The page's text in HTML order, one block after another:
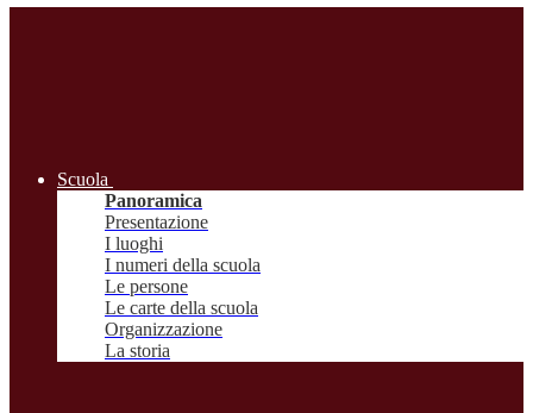
Scuola
Panoramica
Presentazione
I luoghi
I numeri della scuola
Le persone
Le carte della scuola
Organizzazione
La storia